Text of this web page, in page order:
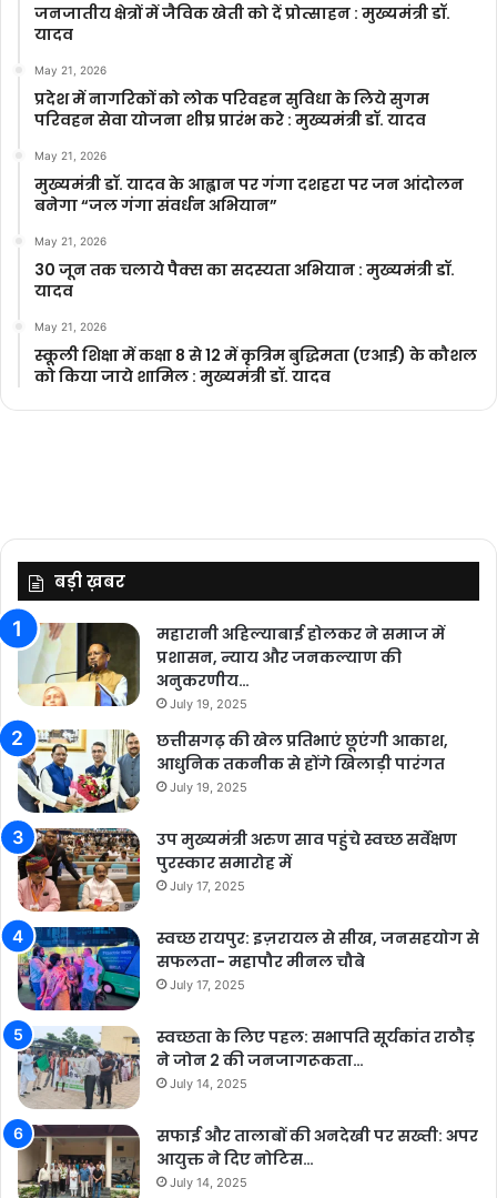
जनजातीय क्षेत्रों में जैविक खेती को दें प्रोत्साहन : मुख्यमंत्री डॉ.
यादव
May 21, 2026
प्रदेश में नागरिकों को लोक परिवहन सुविधा के लिये सुगम
परिवहन सेवा योजना शीघ्र प्रारंभ करे : मुख्यमंत्री डॉ. यादव
May 21, 2026
मुख्यमंत्री डॉ. यादव के आह्वान पर गंगा दशहरा पर जन आंदोलन
बनेगा “जल गंगा संवर्धन अभियान”
May 21, 2026
30 जून तक चलाये पैक्स का सदस्यता अभियान : मुख्यमंत्री डॉ.
यादव
May 21, 2026
स्कूली शिक्षा में कक्षा 8 से 12 में कृ‍त्रिम बुद्धिमता (एआई) के कौशल
को किया जाये शामिल : मुख्यमंत्री डॉ. यादव
बड़ी ख़बर
महारानी अहिल्याबाई होलकर ने समाज में
प्रशासन, न्याय और जनकल्याण की
अनुकरणीय…
July 19, 2025
छत्तीसगढ़ की खेल प्रतिभाएं छूएंगी आकाश,
आधुनिक तकनीक से होंगे खिलाड़ी पारंगत
July 19, 2025
उप मुख्यमंत्री अरुण साव पहुंचे स्वच्छ सर्वेक्षण
पुरस्कार समारोह में
July 17, 2025
स्वच्छ रायपुर: इज़रायल से सीख, जनसहयोग से
सफलता- महापौर मीनल चौबे
July 17, 2025
स्वच्छता के लिए पहल: सभापति सूर्यकांत राठौड़
ने जोन 2 की जनजागरूकता…
July 14, 2025
सफाई और तालाबों की अनदेखी पर सख्ती: अपर
आयुक्त ने दिए नोटिस…
July 14, 2025